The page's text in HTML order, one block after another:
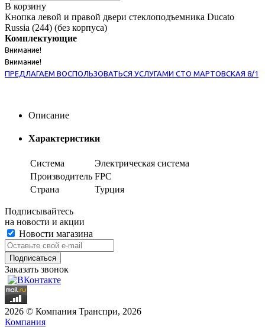
В корзину
Кнопка левой и правой двери стеклоподъемника Ducato
Russia (244) (без корпуса)
Комплектующие
Внимание!
Внимание!
ПРЕДЛАГАЕМ ВОСПОЛЬЗОВАТЬСЯ УСЛУГАМИ СТО МАРТОВСКАЯ 8/1
Описание
Характеристики
Система
Электрическая система
Производитель FPC
Страна
Турция
Подписывайтесь
на новости и акции
Новости магазина
Заказать звонок
2026 © Компания Транспри, 2026
Компания